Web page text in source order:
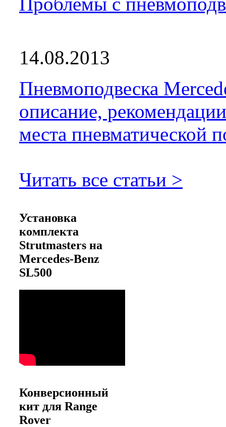
14.08.2013
Пневмоподвеска
описание,
места пневматической
Читать все статьи >
Установка
комплекта
Strutmasters на
Mercedes-Benz
SL500
Конверсионный
кит для Range
Rover